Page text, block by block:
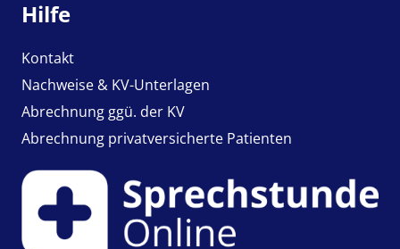
Hilfe
Kontakt
Nachweise & KV-Unterlagen
Abrechnung ggü. der KV
Abrechnung privatversicherte Patienten